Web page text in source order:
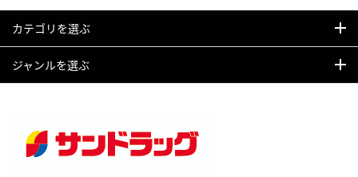
カテゴリを選ぶ
ジャンルを選ぶ